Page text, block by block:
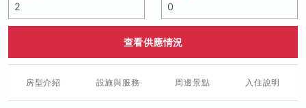
查看供應情況
房型介紹 設施與服務 周邊景點 入住說明